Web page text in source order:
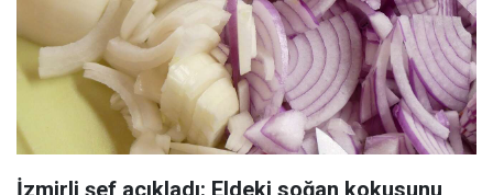
İzmirli şef açıkladı: Eldeki soğan kokusunu